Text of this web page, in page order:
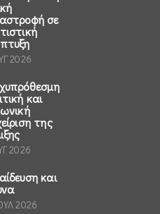
σε
2026
και
της
2026
και
2026